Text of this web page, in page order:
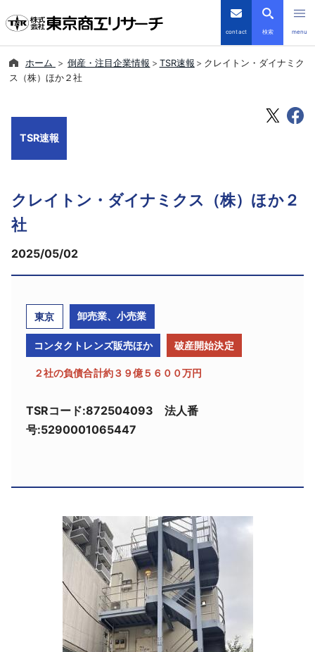
contact 検索 menu
採用情報
よくあるご質問
English
ホーム 倒産・注目企業情報 TSR速報
クレイトン・ダイナミク
ス（株）ほか２社
TSR速報
クレイトン・ダイナミクス（株）ほか２
社
2025/05/02
東京 卸売業、小売業
コンタクトレンズ販売ほか 破産開始決定
２社の負債合計約３９億５６００万円
TSRコード:872504093 法人番
号:5290001065447